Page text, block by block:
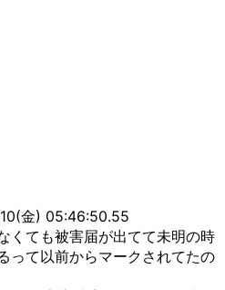
金) 05:46:50.55
くても被害届が出てて未明の時
って以前からマークされてたの